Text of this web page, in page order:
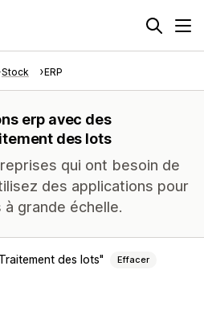
Stock ERP
erp avec des
des lots
qui ont besoin de
des applications pour
grande échelle.
Traitement des lots Effacer